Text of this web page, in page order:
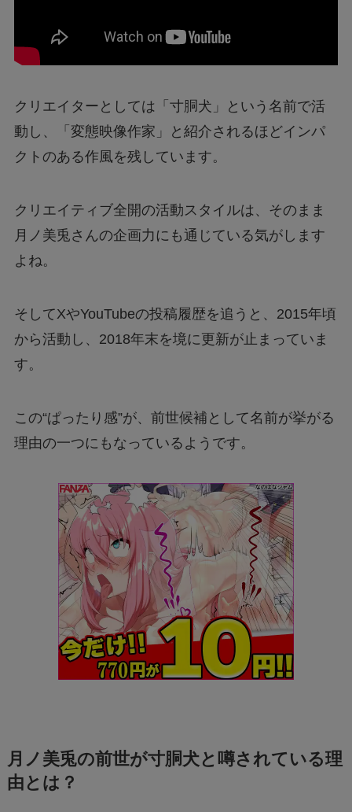
クリエイターとしては「寸胴犬」という名前で活
動し、「変態映像作家」と紹介されるほどインパ
クトのある作風を残しています。
クリエイティブ全開の活動スタイルは、そのまま
月ノ美兎さんの企画力にも通じている気がします
よね。
そしてXやYouTubeの投稿履歴を追うと、2015年頃
から活動し、2018年末を境に更新が止まっていま
す。
この“ぱったり感”が、前世候補として名前が挙がる
理由の一つにもなっているようです。
月ノ美兎の前世が寸胴犬と噂されている理
由とは？